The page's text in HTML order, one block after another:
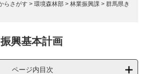
象
らさがす > 環境森林部 > 林業振興課 > 群馬県き
興基本計画
ページ内目次